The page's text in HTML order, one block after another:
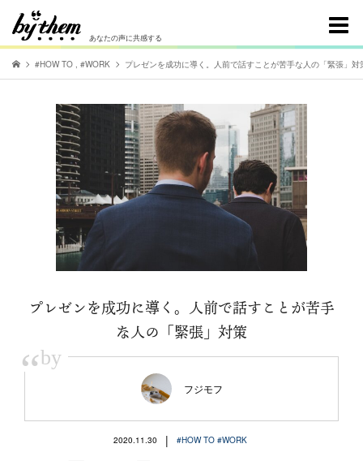
あなたの声に共感する
#HOW TO , #WORK プレゼンを成功に導く。人前で話すことが苦手な人の「緊張」対
プレゼンを成功に導く。人前で話すことが苦手
な人の「緊張」対策
“by
フジモフ
2020.11.30 | #HOW TO #WORK